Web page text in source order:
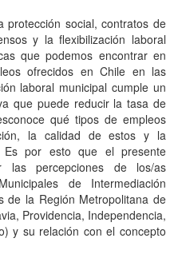
protección social, contratos de
y la flexibilización laboral
que podemos encontrar en
ofrecidos en Chile en las
laboral municipal cumple un
que puede reducir la tasa de
qué tipos de empleos
la calidad de estos y la
Es por esto que el presente
percepciones de los/as
de Intermediación
de la Región Metropolitana de
Providencia, Independencia,
y su relación con el concepto